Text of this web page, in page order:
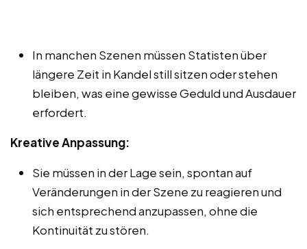
In manchen Szenen müssen Statisten über
längere Zeit in Kandel still sitzen oder stehen
bleiben, was eine gewisse Geduld und Ausdauer
erfordert.
Kreative Anpassung:
Sie müssen in der Lage sein, spontan auf
Veränderungen in der Szene zu reagieren und
sich entsprechend anzupassen, ohne die
Kontinuität zu stören.